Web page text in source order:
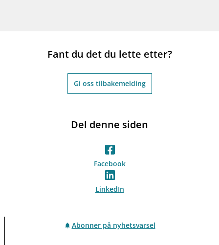
Fant du det du lette etter?
Gi oss tilbakemelding
Del denne siden
Facebook
LinkedIn
Abonner på nyhetsvarsel